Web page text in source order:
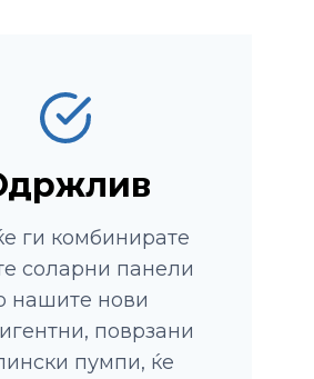
ги комбинирате
соларни панели
нашите нови
поврзани
пумпи, ќе